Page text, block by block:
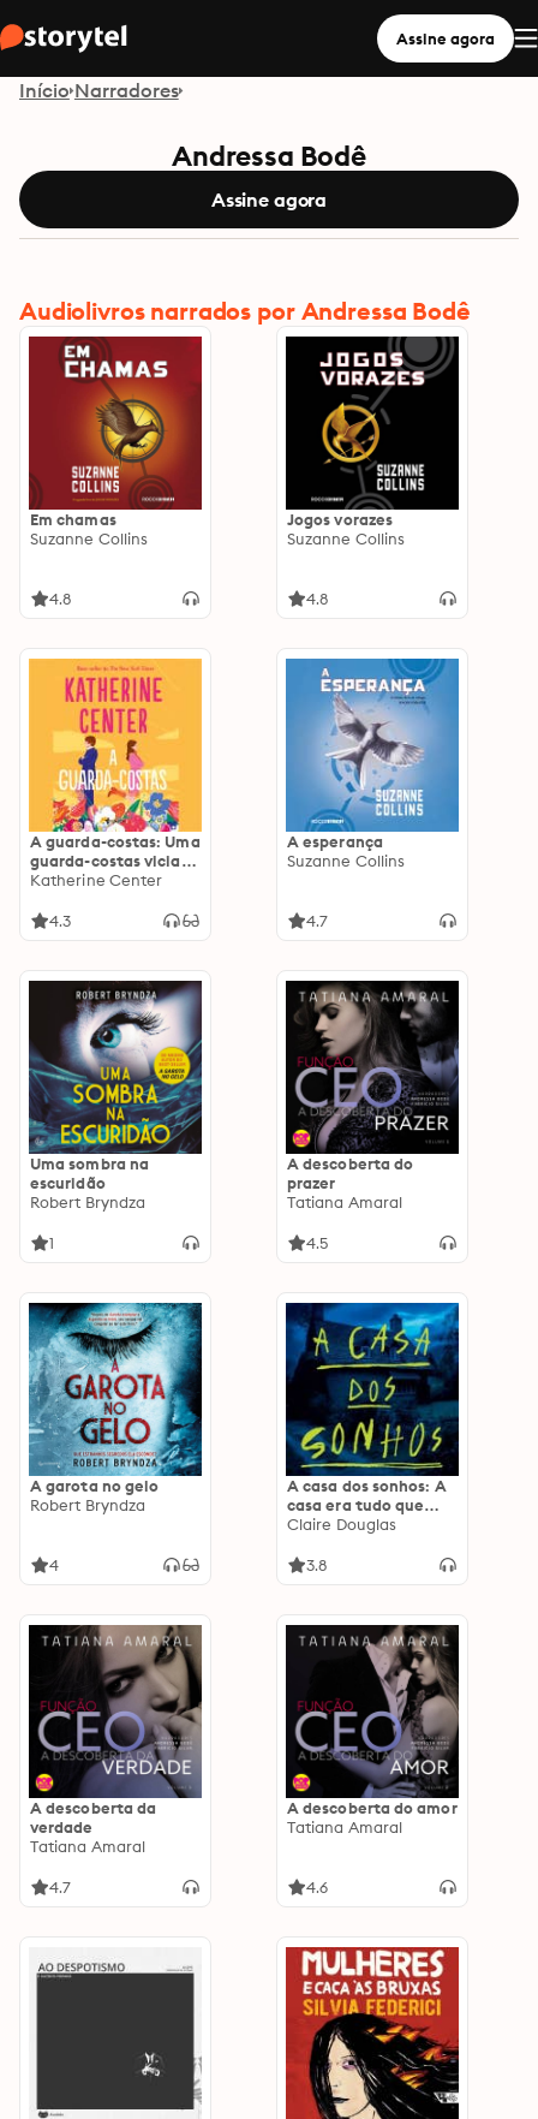
Assine agora
Início Narradores
Andressa Bodê
Assine agora
Audiolivros narrados por Andressa Bodê
Em chamas
Suzanne Collins
4.8
Jogos vorazes
Suzanne Collins
4.8
A guarda-costas: Uma
guarda-costas viciada
em trabalho. Um
recluso. Quatro
Katherine Center
4.3
A esperança
Suzanne Collins
4.7
Uma sombra na
escuridão
Robert Bryndza
1
A descoberta do
prazer
Tatiana Amaral
4.5
A garota no gelo
Robert Bryndza
4
A casa dos sonhos: A
casa era tudo que
eles sempre
corpos surgirem
Claire Douglas
3.8
A descoberta da
verdade
Tatiana Amaral
4.7
A descoberta do amor
Tatiana Amaral
4.6